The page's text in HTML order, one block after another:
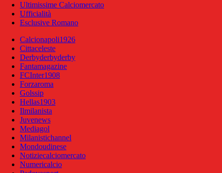
Ultimissime Calciomercato
Ufficialità
Esclusive Romano
Calcionapoli1926
Cittaceleste
Derbyderbyderby
Fantamagazine
FCInter1908
Forzaroma
Golssip
Hellas1903
Ilmilanista
Juvenews
Mediagol
Milanistichannel
Mondoudinese
Notiziecalciomercato
Numericalcio